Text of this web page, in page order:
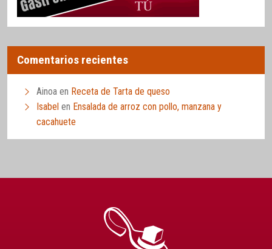
Comentarios recientes
Ainoa en Receta de Tarta de queso
Isabel en Ensalada de arroz con pollo, manzana y
cacahuete